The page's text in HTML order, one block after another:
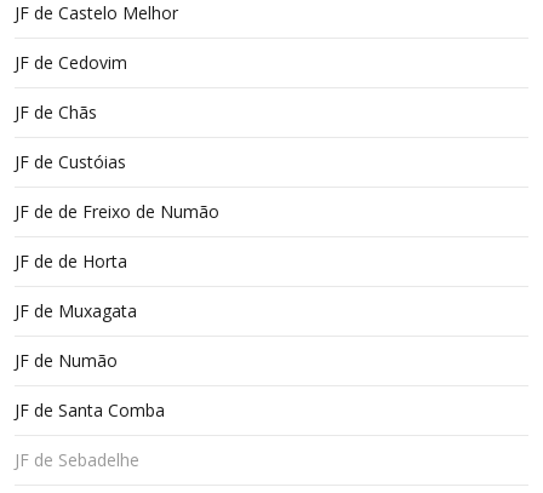
JF de Castelo Melhor
JF de Cedovim
JF de Chãs
JF de Custóias
JF de de Freixo de Numão
JF de de Horta
JF de Muxagata
JF de Numão
JF de Santa Comba
JF de Sebadelhe